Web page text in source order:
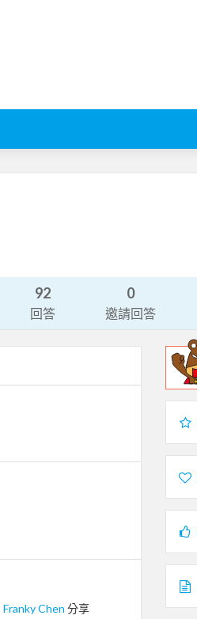
92
回答
0
邀請回答
Franky Chen 分享